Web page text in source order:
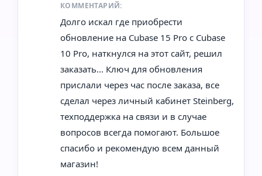
КОММЕНТАРИЙ:
Долго искал где приобрести
обновление на Cubase 15 Pro с Cubase
10 Pro, наткнулся на этот сайт, решил
заказать... Ключ для обновления
прислали через час после заказа, все
сделал через личный кабинет Steinberg,
техподдержка на связи и в случае
вопросов всегда помогают. Большое
спасибо и рекомендую всем данный
магазин!